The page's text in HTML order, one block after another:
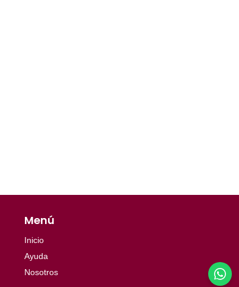
Menú
Inicio
Ayuda
Nosotros